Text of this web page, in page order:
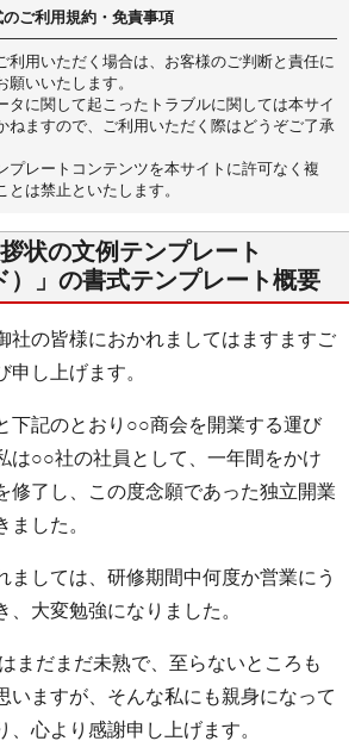
ご利用規約・免責事項
利用いただく場合は、お客様のご判断と責任に
いいたします。
タに関して起こったトラブルに関しては本サイ
ねますので、ご利用いただく際はどうぞご了承
プレートコンテンツを本サイトに許可なく複
は禁止といたします。
状の文例テンプレート
）」の書式テンプレート概要
の皆様におかれましてはますますご
申し上げます。
下記のとおり○○商会を開業する運び
は○○社の社員として、一年間をかけ
修了し、この度念願であった独立開業
ました。
ましては、研修期間中何度か営業にう
、大変勉強になりました。
まだまだ未熟で、至らないところも
いますが、そんな私にも親身になって
、心より感謝申し上げます。